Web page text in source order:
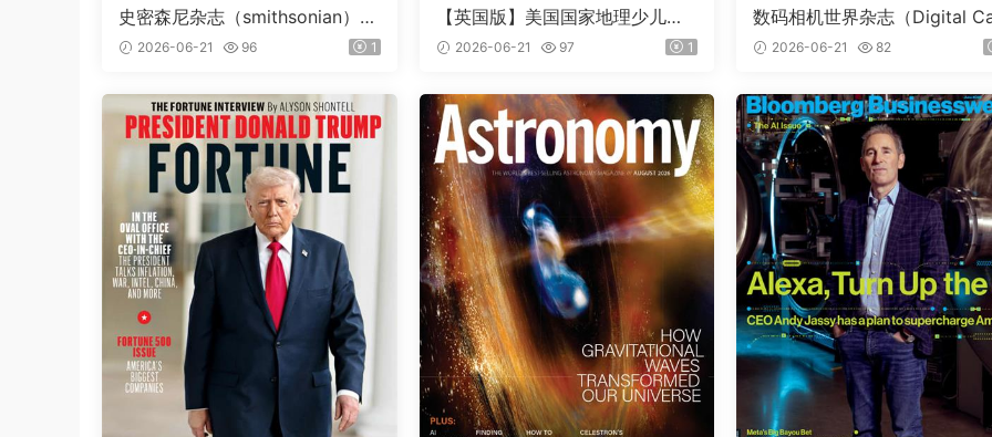
史密森尼杂志（smithsonian）2
026年夏季刊
2026-06-21 96 1
【英国版】美国国家地理少儿版
（National Geographic Kids）
第257期
2026-06-21 97 1
数码相机世界杂志（Digital
era World）2026年7月
2026-06-21 82